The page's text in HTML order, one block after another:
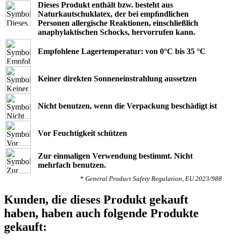
Dieses Produkt enthält bzw. besteht aus
Naturkautschuklatex, der bei empﬁndlichen
Personen allergische Reaktionen, einschließlich
anaphylaktischen Schocks, hervorrufen kann.
Empfohlene Lagertemperatur: von 0°C bis 35 °C
Keiner direkten Sonneneinstrahlung aussetzen
Nicht benutzen, wenn die Verpackung beschädigt ist
Vor Feuchtigkeit schützen
Zur einmaligen Verwendung bestimmt. Nicht
mehrfach benutzen.
* General Product Safety Regulation, EU 2023/988
Kunden, die dieses Produkt gekauft
haben, haben auch folgende Produkte
gekauft: